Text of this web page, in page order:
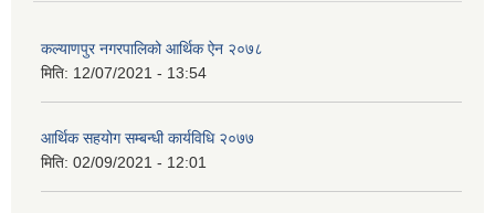
कल्याणपुर नगरपालिको आर्थिक ऐन २०७८
मिति: 12/07/2021 - 13:54
आर्थिक सहयोग सम्बन्धी कार्यविधि २०७७
मिति: 02/09/2021 - 12:01